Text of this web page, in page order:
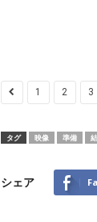
1 2 3
タグ 映像 準備
シェア